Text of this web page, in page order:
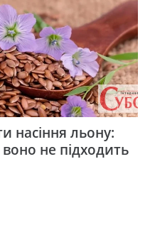
насіння льону:
не підходить